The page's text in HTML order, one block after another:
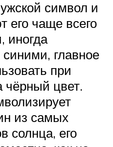
символ и
его чаще всего
иногда
главное
при
цвет.
из самых
солнца, его